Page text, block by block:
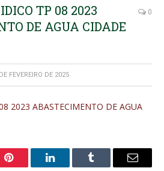
TP 08 2023
DE AGUA CIDADE
0
FEVEREIRO DE 2025
2023 ABASTECIMENTO DE AGUA
Pinterest LinkedInTumblr
E-